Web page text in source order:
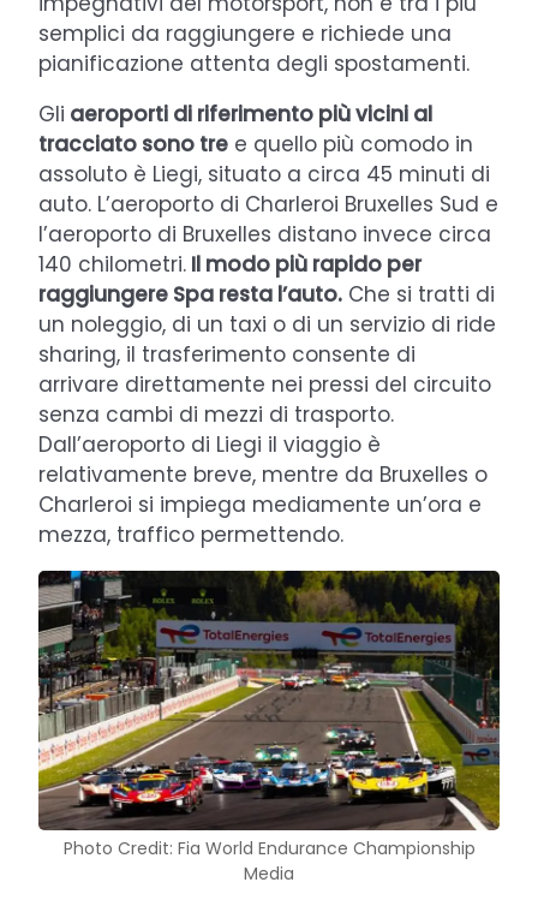
semplici da raggiungere e richiede una
pianificazione attenta degli spostamenti.
Gli aeroporti di riferimento più vicini al
tracciato sono tre e quello più comodo in
assoluto è Liegi, situato a circa 45 minuti di
auto. L’aeroporto di Charleroi Bruxelles Sud e
l’aeroporto di Bruxelles distano invece circa
140 chilometri. Il modo più rapido per
raggiungere Spa resta l’auto. Che si tratti di
un noleggio, di un taxi o di un servizio di ride
sharing, il trasferimento consente di
arrivare direttamente nei pressi del circuito
senza cambi di mezzi di trasporto.
Dall’aeroporto di Liegi il viaggio è
relativamente breve, mentre da Bruxelles o
Charleroi si impiega mediamente un’ora e
mezza, traffico permettendo.
Photo Credit: Fia World Endurance Championship
Media